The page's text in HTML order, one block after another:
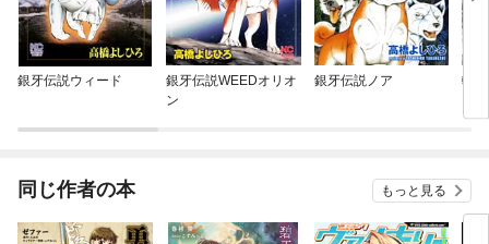
銀牙伝説ウィード
銀牙伝説WEEDオリオ
ン
銀牙伝説ノア
転
を
同じ作者の本 もっと見る